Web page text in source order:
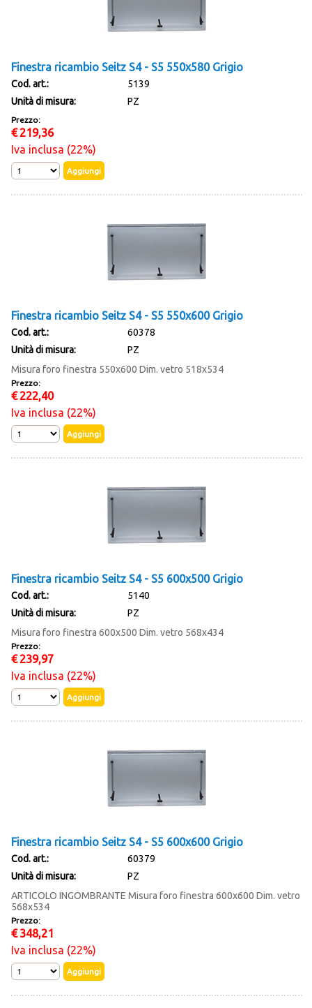
Finestra ricambio Seitz S4 - S5 550x580 Grigio
Cod. art.:
5139
Unità di misura:
PZ
Prezzo:
€ 219,36
Iva inclusa (22%)
Finestra ricambio Seitz S4 - S5 550x600 Grigio
Cod. art.:
60378
Unità di misura:
PZ
Misura foro finestra 550x600 Dim. vetro 518x534
Prezzo:
€ 222,40
Iva inclusa (22%)
Finestra ricambio Seitz S4 - S5 600x500 Grigio
Cod. art.:
5140
Unità di misura:
PZ
Misura foro finestra 600x500 Dim. vetro 568x434
Prezzo:
€ 239,97
Iva inclusa (22%)
Finestra ricambio Seitz S4 - S5 600x600 Grigio
Cod. art.:
60379
Unità di misura:
PZ
ARTICOLO INGOMBRANTE Misura foro finestra 600x600 Dim. vetro
568x534
Prezzo:
€ 348,21
Iva inclusa (22%)